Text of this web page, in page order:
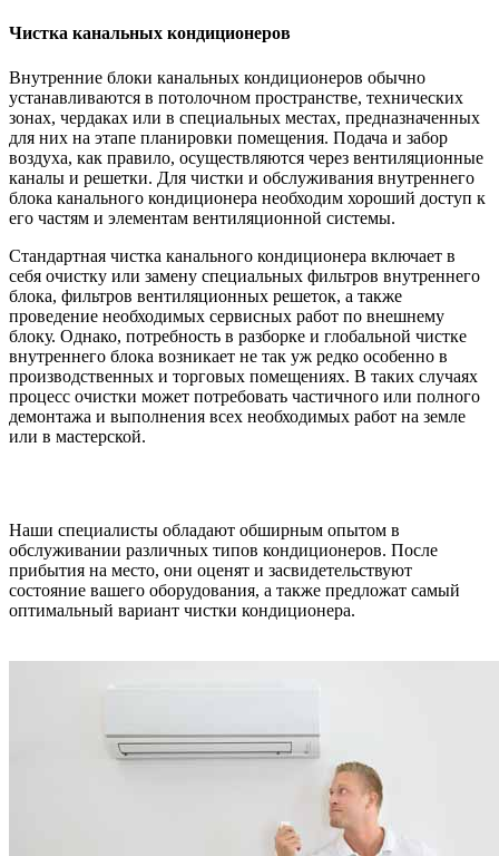
Чистка канальных кондиционеров
Внутренние блоки канальных кондиционеров обычно
устанавливаются в потолочном пространстве, технических
зонах, чердаках или в специальных местах, предназначенных
для них на этапе планировки помещения. Подача и забор
воздуха, как правило, осуществляются через вентиляционные
каналы и решетки. Для чистки и обслуживания внутреннего
блока канального кондиционера необходим хороший доступ к
его частям и элементам вентиляционной системы.
Стандартная чистка канального кондиционера включает в
себя очистку или замену специальных фильтров внутреннего
блока, фильтров вентиляционных решеток, а также
проведение необходимых сервисных работ по внешнему
блоку. Однако, потребность в разборке и глобальной чистке
внутреннего блока возникает не так уж редко особенно в
производственных и торговых помещениях. В таких случаях
процесс очистки может потребовать частичного или полного
демонтажа и выполнения всех необходимых работ на земле
или в мастерской.
Наши специалисты обладают обширным опытом в
обслуживании различных типов кондиционеров. После
прибытия на место, они оценят и засвидетельствуют
состояние вашего оборудования, а также предложат самый
оптимальный вариант чистки кондиционера.